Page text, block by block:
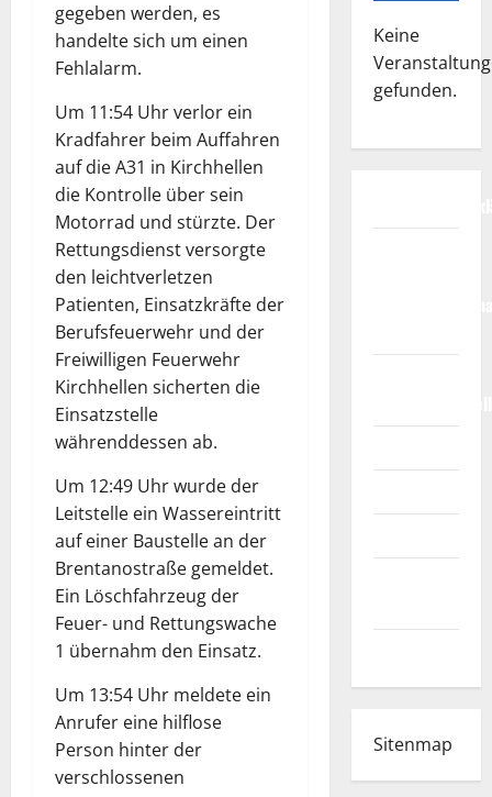
gegeben werden, es
handelte sich um einen
Fehlalarm.
Um 11:54 Uhr verlor ein
Kradfahrer beim Auffahren
auf die A31 in Kirchhellen
die Kontrolle über sein
Motorrad und stürzte. Der
Rettungsdienst versorgte
den leichtverletzen
Patienten, Einsatzkräfte der
Berufsfeuerwehr und der
Freiwilligen Feuerwehr
Kirchhellen sicherten die
Einsatzstelle
währenddessen ab.
Um 12:49 Uhr wurde der
Leitstelle ein Wassereintritt
auf einer Baustelle an der
Brentanostraße gemeldet.
Ein Löschfahrzeug der
Feuer- und Rettungswache
1 übernahm den Einsatz.
Um 13:54 Uhr meldete ein
Anrufer eine hilflose
Person hinter der
verschlossenen
Keine
gefunden.
Sitenmap